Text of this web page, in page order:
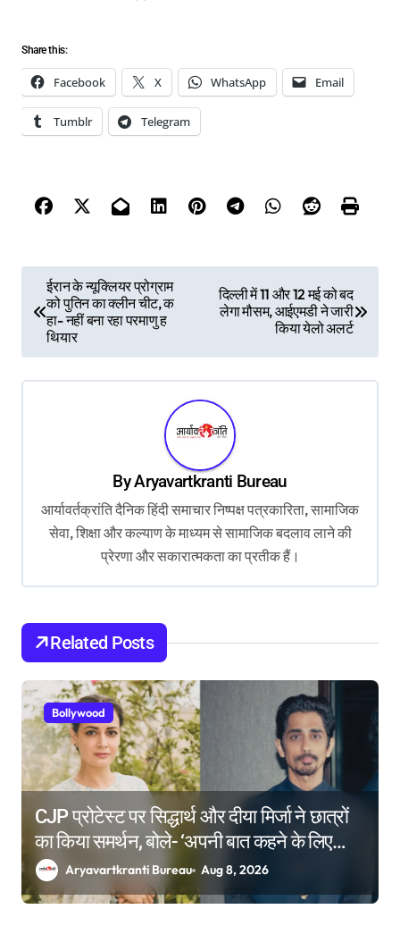
Share this:
Facebook X WhatsApp Email
Tumblr Telegram
o
n
ईरान के न्यूक्लियर प्रोग्राम
को पुतिन का क्लीन चीट, क
हा- नहीं बना रहा परमाणु ह
थियार
दिल्ली में 11 और 12 मई को बद
लेगा मौसम, आईएमडी ने जारी
किया येलो अलर्ट
ByAryavartkranti Bureau
आर्यावर्तक्रांति दैनिक हिंदी समाचार निष्पक्ष पत्रकारिता, सामाजिक
सेवा, शिक्षा और कल्याण के माध्यम से सामाजिक बदलाव लाने की
प्रेरणा और सकारात्मकता का प्रतीक हैं।
Related Posts
Bollywood
CJP प्रोटेस्ट पर सिद्धार्थ और दीया मिर्जा ने छात्रों
का किया समर्थन, बोले- ‘अपनी बात कहने के लिए
किसी की इजाजत जरूरी नहीं’
Aryavartkranti Bureau Aug 8, 2026